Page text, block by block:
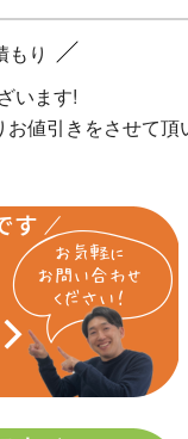
もり
います!
値引きをさせて頂